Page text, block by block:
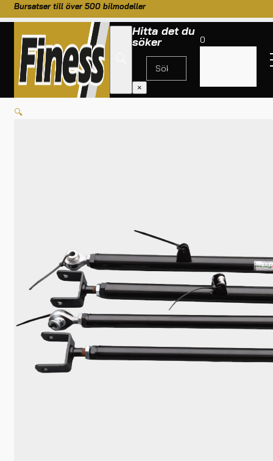
Bursatser till över 500 bilmodeller
Hitta det du
söker
×
0
HEM TILL BILEN /FRAMVAGN/ STYVÄXEL/ SPINDEL
CAMBERJUSTERING
🔍